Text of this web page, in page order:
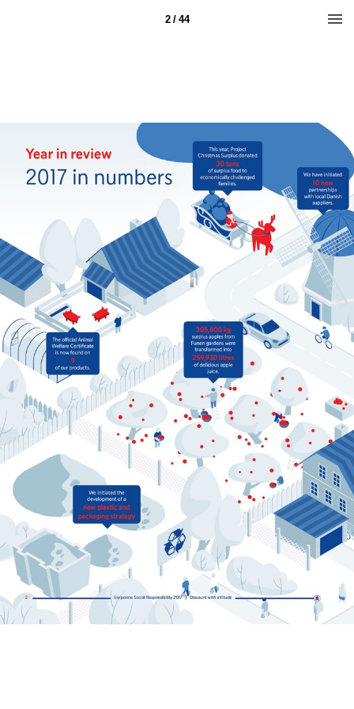
2 / 44